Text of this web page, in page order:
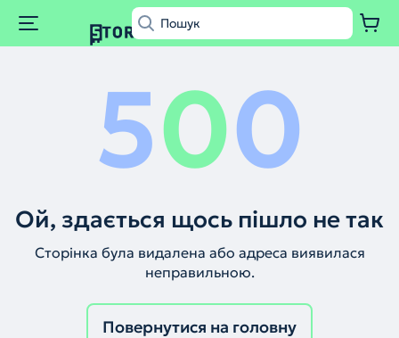
500
Ой, здається щось пішло не так
Сторінка була видалена або адреса виявилася
неправильною.
Повернутися на головну